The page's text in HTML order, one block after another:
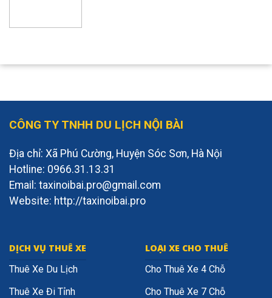
CÔNG TY TNHH DU LỊCH NỘI BÀI
Địa chỉ: Xã Phú Cường, Huyện Sóc Sơn, Hà Nội
Hotline: 0966.31.13.31
Email: taxinoibai.pro@gmail.com
Website: http://taxinoibai.pro
DỊCH VỤ THUÊ XE
Thuê Xe Du Lịch
Thuê Xe Đi Tỉnh
LOẠI XE CHO THUÊ
Cho Thuê Xe 4 Chỗ
Cho Thuê Xe 7 Chỗ